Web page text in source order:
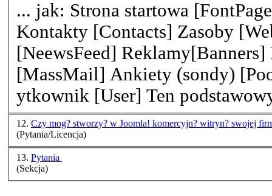
Kontakty [Contacts] Zasoby [Weblinks] Spinacz RSS
[NeewsFeed] Reklamy[Banners] Korespondencja
[MassMail] Ankiety (sondy) [Pools] Szukaj [Search] U?
ytkownik [User] Ten
12.
Czy mog? stworzy? w Joomla! komercyjn?
(Pytania/Licencja)
13. Pytania
(Sekcja)